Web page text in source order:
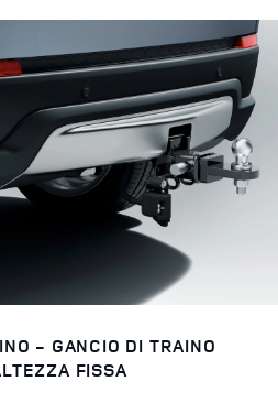
- GANCIO DI TRAINO
FISSA